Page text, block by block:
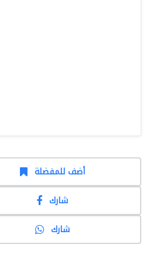
أضف للمفضلة
شارك
شارك